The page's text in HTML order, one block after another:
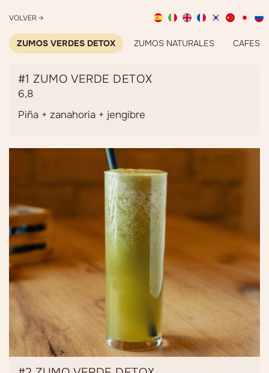
VOLVER →
ZUMOS VERDES DETOX ZUMOS NATURALES CAFES
#1 ZUMO VERDE DETOX
6,8
Piña + zanahoria + jengibre